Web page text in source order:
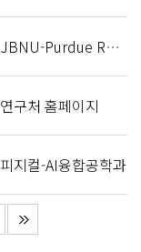
JBNU-Purdue Research Institute (JPRI)
연구처 홈페이지
피지컬-AI융합공학과